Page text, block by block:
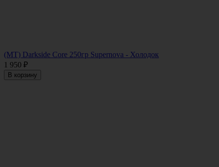
(MT) Darkside Core 250гр Supernova - Холодок
1 950 ₽
В корзину